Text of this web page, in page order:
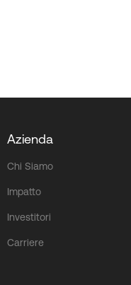
Azienda
Chi Siamo
Impatto
Investitori
Carriere